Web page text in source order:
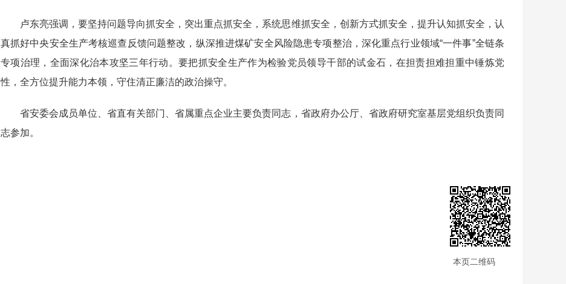
卢东亮强调，要坚持问题导向抓安全，突出重点抓安全，系统思维抓安全，创新方式抓安全，提升认知抓安全，认
真抓好中央安全生产考核巡查反馈问题整改，纵深推进煤矿安全风险隐患专项整治，深化重点行业领域“一件事”全链条
专项治理，全面深化治本攻坚三年行动。要把抓安全生产作为检验党员领导干部的试金石，在担责担难担重中锤炼党
性，全方位提升能力本领，守住清正廉洁的政治操守。
省安委会成员单位、省直有关部门、省属重点企业主要负责同志，省政府办公厅、省政府研究室基层党组织负责同
志参加。
本页二维码